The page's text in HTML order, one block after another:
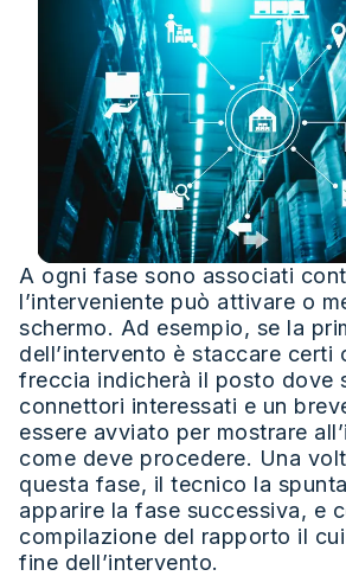
A ogni fase sono associati
l’interveniente può attivare o
schermo. Ad esempio, se la
dell’intervento è staccare certi
freccia indicherà il posto dove
connettori interessati e un
essere avviato per mostrare
come deve procedere. Una
questa fase, il tecnico la
apparire la fase successiva, e
compilazione del rapporto il
fine dell’intervento.